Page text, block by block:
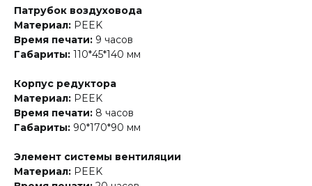
Патрубок воздуховода
Материал: PEEK
Время печати: 9 часов
Габариты: 110*45*140 мм
Корпус редуктора
Материал: PEEK
Время печати: 8 часов
Габариты: 90*170*90 мм
Элемент системы вентиляции
Материал: PEEK